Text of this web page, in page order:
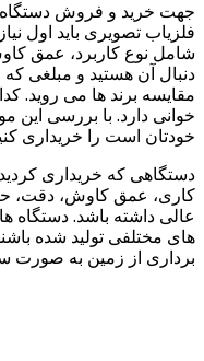
جهت خرید و فروش دستگاه
فلزیاب تصویری باید اول
شامل نوع کاربرد، عمق
دنبال آن هستید و مبلغی که
مقایسه برند ها می روید.
خوانی دارد. با بررسی این
خودتان است را خریداری
دستگاهی که خریداری
کاری، عمق کاوش، دقت،
عالی داشته باشد. دستگاه
های مختلفی تولید شده
برداری از زمین به صورت